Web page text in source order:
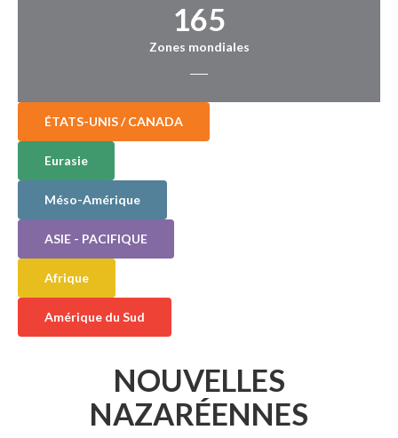
165
Zones mondiales
ÉTATS-UNIS / CANADA
Eurasie
Méso-Amérique
ASIE - PACIFIQUE
Afrique
Amérique du Sud
NOUVELLES
NAZARÉENNES